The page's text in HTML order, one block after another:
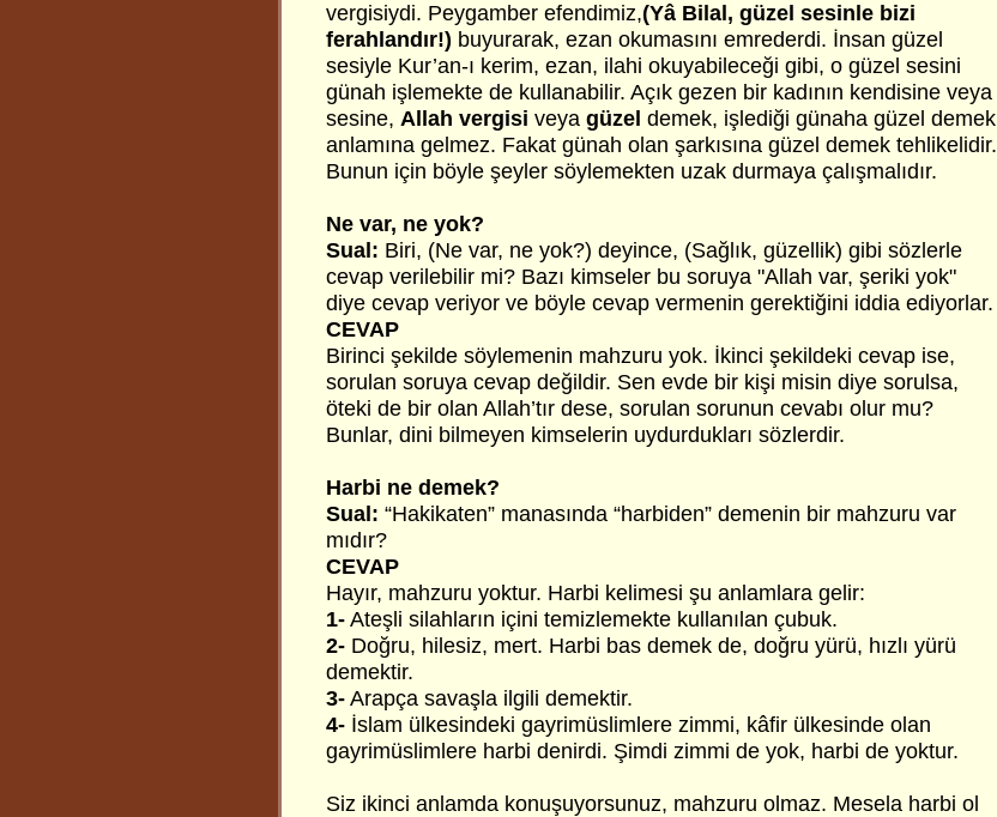
vergisiydi. Peygamber efendimiz,(Yâ Bilal, güzel sesinle bizi
ferahlandır!) buyurarak, ezan okumasını emrederdi. İnsan güzel
sesiyle Kur’an-ı kerim, ezan, ilahi okuyabileceği gibi, o güzel sesini
günah işlemekte de kullanabilir. Açık gezen bir kadının kendisine veya
sesine, Allah vergisi veya güzel demek, işlediği günaha güzel demek
anlamına gelmez. Fakat günah olan şarkısına güzel demek tehlikelidir.
Bunun için böyle şeyler söylemekten uzak durmaya çalışmalıdır.
Ne var, ne yok?
Sual: Biri, (Ne var, ne yok?) deyince, (Sağlık, güzellik) gibi sözlerle
cevap verilebilir mi? Bazı kimseler bu soruya "Allah var, şeriki yok"
diye cevap veriyor ve böyle cevap vermenin gerektiğini iddia ediyorlar.
CEVAP
Birinci şekilde söylemenin mahzuru yok. İkinci şekildeki cevap ise,
sorulan soruya cevap değildir. Sen evde bir kişi misin diye sorulsa,
öteki de bir olan Allah’tır dese, sorulan sorunun cevabı olur mu?
Bunlar, dini bilmeyen kimselerin uydurdukları sözlerdir.
Harbi ne demek?
Sual: “Hakikaten” manasında “harbiden” demenin bir mahzuru var
mıdır?
CEVAP
Hayır, mahzuru yoktur. Harbi kelimesi şu anlamlara gelir:
1- Ateşli silahların içini temizlemekte kullanılan çubuk.
2- Doğru, hilesiz, mert. Harbi bas demek de, doğru yürü, hızlı yürü
demektir.
3- Arapça savaşla ilgili demektir.
4- İslam ülkesindeki gayrimüslimlere zimmi, kâfir ülkesinde olan
gayrimüslimlere harbi denirdi. Şimdi zimmi de yok, harbi de yoktur.
Siz ikinci anlamda konuşuyorsunuz, mahzuru olmaz. Mesela harbi ol